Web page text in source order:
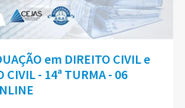
em DIREITO CIVIL e
CIVIL - 14ª TURMA - 06